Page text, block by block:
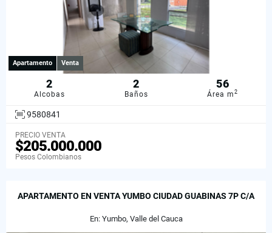
Apartamento Venta
2
Alcobas
2
Baños
56
Área m2
9580841
PRECIO VENTA
$205.000.000
Pesos Colombianos
APARTAMENTO EN VENTA YUMBO CIUDAD GUABINAS 7P C/A
En: Yumbo, Valle del Cauca